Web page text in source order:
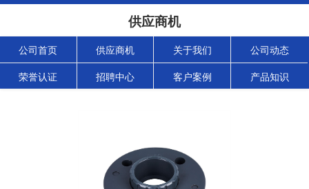
供应商机
公司首页 供应商机 关于我们 公司动态
荣誉认证 招聘中心 客户案例 产品知识